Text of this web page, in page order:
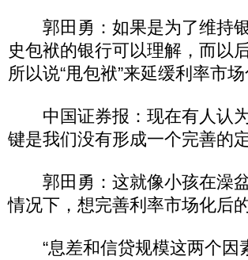
郭田勇：如果是为了维持银
史包袱的银行可以理解，而以
所以说“甩包袱”来延缓利率市
中国证券报：现在有人认为
键是我们没有形成一个完善的
郭田勇：这就像小孩在澡盆
情况下，想完善利率市场化后
“息差和信贷规模这两个因